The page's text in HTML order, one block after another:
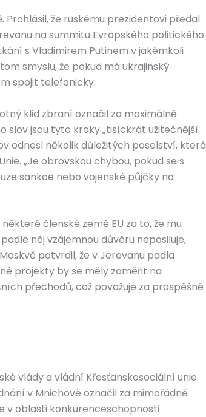
že ruskému prezidentovi předal
na summitu Evropského politického
s Vladimirem Putinem v jakémkoli
smyslu, že pokud má ukrajinský
spojit telefonicky.
klid zbraní označil za maximálně
slov jsou tyto kroky „tisíckrát užitečnější
odnesl několik důležitých poselství, která
„Je obrovskou chybou, pokud se s
sankce nebo vojenské půjčky na
členské země EU za to, že mu
něj vzájemnou důvěru neposiluje,
potvrdil, že v Jerevanu padla
projekty by se měly zaměřit na
přechodů, což považuje za prospěšné
vlády a vládní Křesťanskosociální unie
v Mnichově označil za mimořádně
v oblasti konkurenceschopnosti